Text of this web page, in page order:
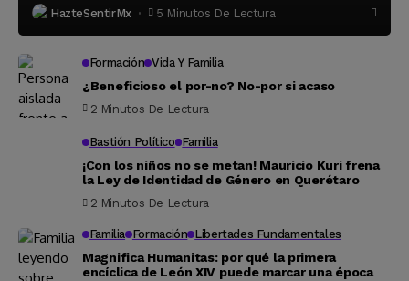
HazteSentirMx 5 Minutos De Lectura
Formación Vida Y Familia
¿Beneficioso el por-no? No-por si acaso
2 Minutos De Lectura
Bastión Político Familia
¡Con los niños no se metan! Mauricio Kuri frena
la Ley de Identidad de Género en Querétaro
2 Minutos De Lectura
Familia Formación Libertades Fundamentales
Magnifica Humanitas: por qué la primera
encíclica de León XIV puede marcar una época